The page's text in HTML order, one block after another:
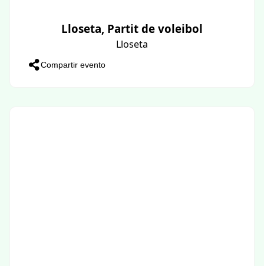
Lloseta, Partit de voleibol
Lloseta
Compartir evento